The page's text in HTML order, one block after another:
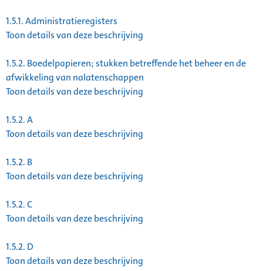
1.5.1.Administratieregisters
Toon details van deze beschrijving
1.5.2. Boedelpapieren; stukken betreffende het beheer en de
afwikkeling van nalatenschappen
Toon details van deze beschrijving
1.5.2.A
Toon details van deze beschrijving
1.5.2. B
Toon details van deze beschrijving
1.5.2.C
Toon details van deze beschrijving
1.5.2. D
Toon details van deze beschrijving